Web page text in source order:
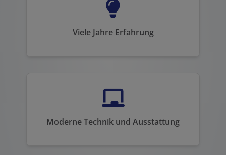
Viele Jahre Erfahrung
Moderne Technik und Ausstattung